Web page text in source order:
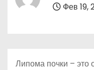
Фев 19,
Липома почки – это